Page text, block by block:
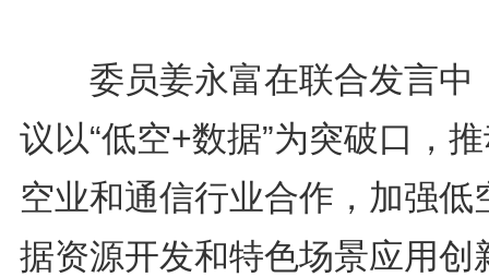
委员姜永富在联合发言中
议以“低空+数据”为突破口，
空业和通信行业合作，加强低
据资源开发和特色场景应用创